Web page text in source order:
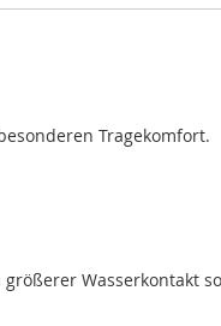
Tragekomfort.
Wasserkontakt